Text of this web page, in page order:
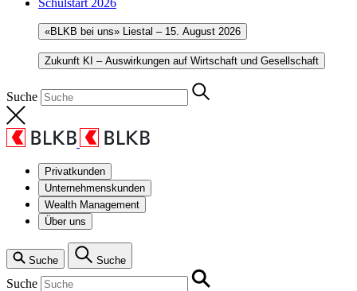
Schulstart 2026
«BLKB bei uns» Liestal – 15. August 2026
Zukunft KI – Auswirkungen auf Wirtschaft und Gesellschaft
Suche
Privatkunden
Unternehmenskunden
Wealth Management
Über uns
Suche Suche
Suche